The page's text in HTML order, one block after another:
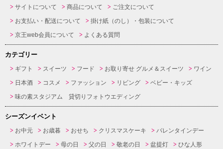
サイトについて 商品について
ご注文について
お支払い・配送について
掛け紙（のし）・包装について
京王web会員について
よくある質問
カテゴリー
ギフト スイーツ フード お取り寄せ グルメ＆スイーツ
ワイン
日本酒
コスメ ファッション リビング
ベビー・キッズ
味の素スタジアム 貸切りフォトウエディング
シーズンイベント
お中元 お歳暮 おせち クリスマスケーキ
バレンタインデー
ホワイトデー
母の日 父の日 敬老の日 盆提灯
ひな人形